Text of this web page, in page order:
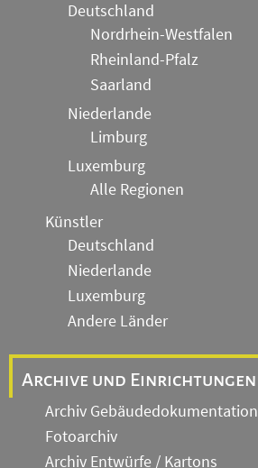
Deutschland
Nordrhein-Westfalen
Rheinland-Pfalz
Saarland
Niederlande
Limburg
Luxemburg
Alle Regionen
Künstler
Deutschland
Niederlande
Luxemburg
Andere Länder
Archive und Einrichtungen
Archiv Gebäudedokumentation
Fotoarchiv
Archiv Entwürfe / Kartons